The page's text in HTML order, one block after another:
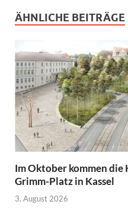
ÄHNLICHE BEITRÄGE
Im Oktober kommen
Grimm-Platz in Kassel
3. August 2026